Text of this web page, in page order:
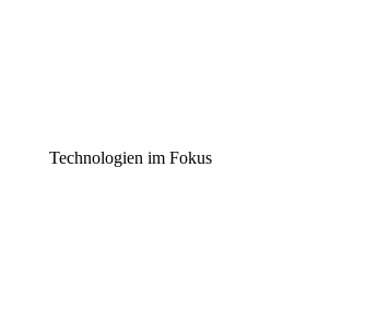
Technologien im Fokus